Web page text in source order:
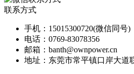
联系方式
手机： 15015300720(微信同号)
电话： 0769-83078356
邮箱： banth@ownpower.cn
地址： 东莞市常平镇口岸大道